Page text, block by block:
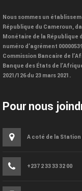
Nous sommes un
République du Cameroun,
Monétaire de la République
numéro d’agrément
Commission Bancaire de
Banque des États de
2021/126 du 23 mars 2021.
Pour nous
A coté de la Station
+237 2 33 33 32 00